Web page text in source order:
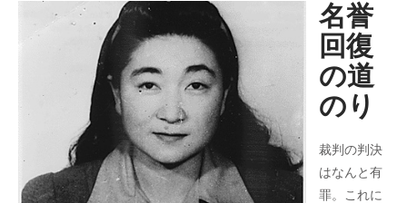
名誉
回復
の道
のり
裁判の判決
はなんと有
罪。これに